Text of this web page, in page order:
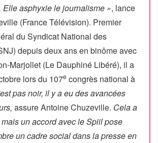
Elle asphyxie le journalisme », lance
(France Télévision). Premier
du Syndicat National des
depuis deux ans en binôme avec
Marjollet (Le Dauphiné Libéré), il a
lors du 107e congrès national à
pas noir, il y a eu des avancées
assure Antoine Chuzeville. Cela a
un accord avec le Spiil pose
un cadre social dans la presse en